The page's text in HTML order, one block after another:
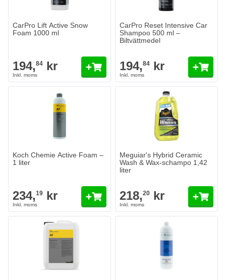
CarPro Lift Active Snow
Foam 1000 ml
194,84 kr
CarPro Reset Intensive Car
Shampoo 500 ml –
Biltvättmedel
194,84 kr
Koch Chemie Active Foam –
1 liter
234,19 kr
Meguiar's Hybrid Ceramic
Wash & Wax-schampo 1,42
liter
218,20 kr